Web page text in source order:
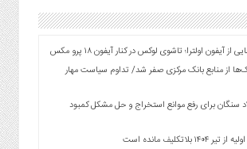
از آیفون اولترا؛ تاشوی لوکس در کنار آیفون ۱۸ پرو مکس
از منابع بانک مرکزی صفر شد/ تداوم سیاست مهار
سنگان برای رفع موانع استخراج و حل مشکل کمبود
مانده است